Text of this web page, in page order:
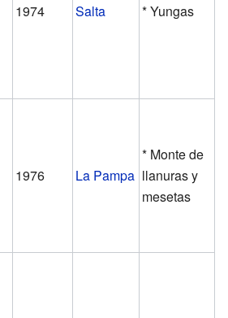
1974 Salta * Yungas
1976 La Pampa
* Monte de
llanuras y
mesetas